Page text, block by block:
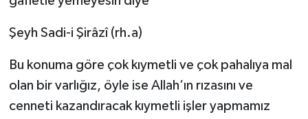
Şeyh Sadi-i Şirâzî (rh.a)
Bu konuma göre çok kıymetli ve çok pahalıya mal
olan bir varlığız, öyle ise Allah’ın rızasını ve
cenneti kazandıracak kıymetli işler yapmamız